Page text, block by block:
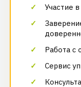
Участие
Работа с
Сервис